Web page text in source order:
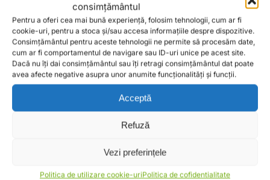
consimțământul
Pentru a oferi cea mai bună experiență, folosim tehnologii, cum ar fi
cookie-uri, pentru a stoca și/sau accesa informațiile despre dispozitive.
Consimțământul pentru aceste tehnologii ne permite să procesăm date,
cum ar fi comportamentul de navigare sau ID-uri unice pe acest site.
Dacă nu îți dai consimțământul sau îți retragi consimțământul dat poate
avea afecte negative asupra unor anumite funcționalități și funcții.
Acceptă
Refuză
Vezi preferințele
Politica de utilizare cookie-uriPolitica de cofidentialitate
EVOMOTORS
Piese moto, Piese atv, Piese scutere
Evomotors Magazin Piese Moto Atv Consumabile Accesorii
-Livrare rapida prin Curier